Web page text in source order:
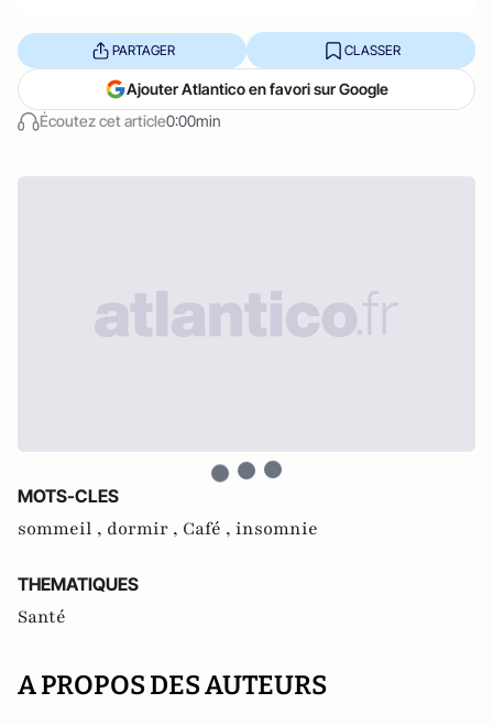
Écoutez cet article0:00min
PARTAGER CLASSER
Ajouter Atlantico en favori sur Google
MOTS-CLES
sommeil , dormir , Café , insomnie
THEMATIQUES
Santé
A PROPOS DES AUTEURS